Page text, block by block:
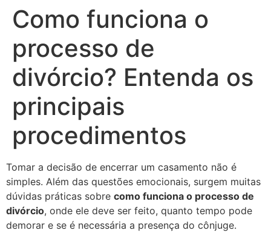
Como funciona o
processo de
divórcio? Entenda os
principais
procedimentos
Tomar a decisão de encerrar um casamento não é
simples. Além das questões emocionais, surgem muitas
dúvidas práticas sobre como funciona o processo de
divórcio, onde ele deve ser feito, quanto tempo pode
demorar e se é necessária a presença do cônjuge.